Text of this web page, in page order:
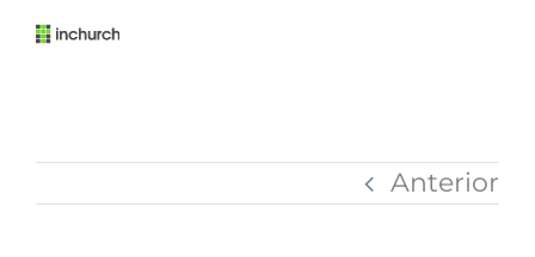
Anterior